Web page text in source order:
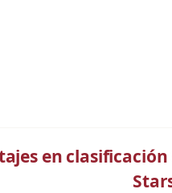
en clasificación